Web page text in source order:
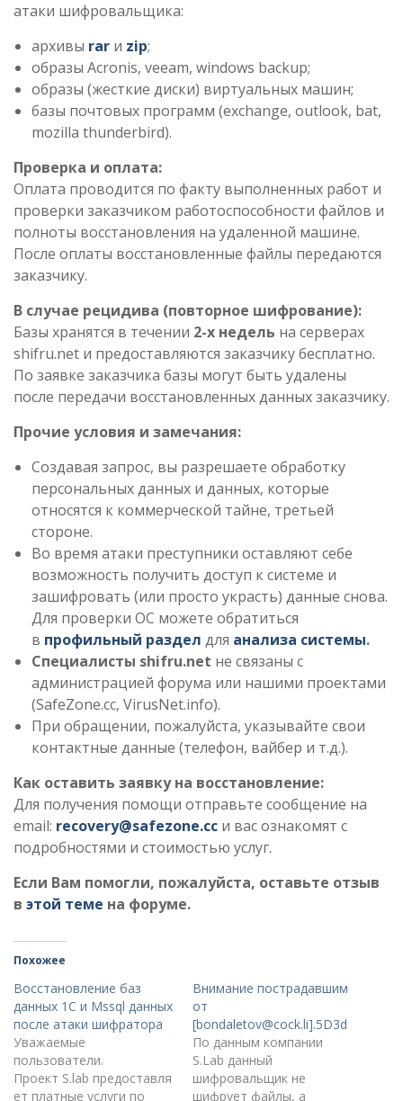
атаки шифровальщика:
архивы rar и zip;
образы Acronis, veeam, windows backup;
образы (жесткие диски) виртуальных машин;
базы почтовых программ (exchange, outlook, bat,
mozilla thunderbird).
Проверка и оплата:
Оплата проводится по факту выполненных работ и
проверки заказчиком работоспособности файлов и
полноты восстановления на удаленной машине.
После оплаты восстановленные файлы передаются
заказчику.
В случае рецидива (повторное шифрование):
Базы хранятся в течении 2-х недель на серверах
shifru.net и предоставляются заказчику бесплатно.
По заявке заказчика базы могут быть удалены
после передачи восстановленных данных заказчику.
Прочие условия и замечания:
Создавая запрос, вы разрешаете обработку
персональных данных и данных, которые
относятся к коммерческой тайне, третьей
стороне.
Во время атаки преступники оставляют себе
возможность получить доступ к системе и
зашифровать (или просто украсть) данные снова.
Для проверки ОС можете обратиться
в профильный раздел для анализа системы.
Специалисты shifru.net не связаны с
администрацией форума или нашими проектами
(SafeZone.cc, VirusNet.info).
При обращении, пожалуйста, указывайте свои
контактные данные (телефон, вайбер и т.д.).
Как оставить заявку на восстановление:
Для получения помощи отправьте сообщение на
email: recovery@safezone.cc и вас ознакомят с
подробностями и стоимостью услуг.
Если Вам помогли, пожалуйста, оставьте отзыв
в этой теме на форуме.
Похожее
Восстановление баз
данных 1С и Mssql данных
после атаки шифратора
Уважаемые
пользователи.
Проект S.lab предоставля
ет платные услуги по
Внимание пострадавшим
от
[bondaletov@cock.li].5D3d
По данным компании
S.Lab данный
шифровальщик не
шифрует файлы, а